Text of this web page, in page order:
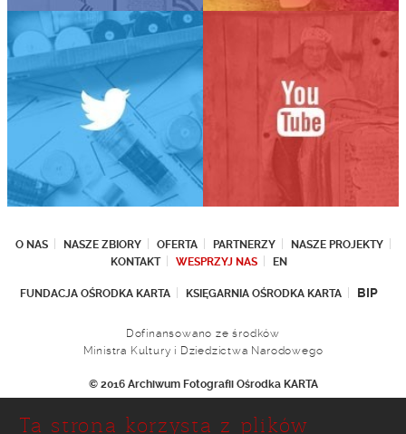
O NAS NASZE ZBIORY OFERTA PARTNERZY
NASZE PROJEKTY
KONTAKT
WESPRZYJ NAS EN
FUNDACJA OŚRODKA KARTA KSIĘGARNIA OŚRODKA KARTA BIP
Dofinansowano ze środków
Ministra Kultury i Dziedzictwa Narodowego
© 2016 Archiwum Fotografii Ośrodka KARTA
Ul. Narbutta 29
Ta strona korzysta z plików